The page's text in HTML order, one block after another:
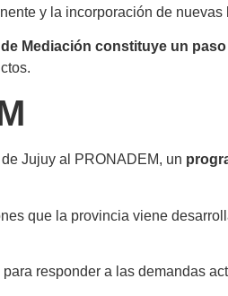
y la incorporación de
Mediación constituye un
Jujuy al PRONADEM, un
que la provincia viene
responder a las demandas